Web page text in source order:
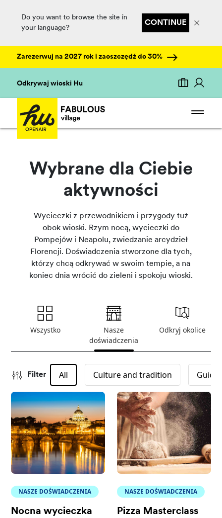
Do you want to browse the site in
your language?
CONTINUE
Zarezerwuj na 2027 rok i zaoszczędź do 30%
Odkrywaj wioski Hu
Wybrane dla Ciebie
aktywności
Wycieczki z przewodnikiem i przygody tuż
obok wioski. Rzym nocą, wycieczki do
Pompejów i Neapolu, zwiedzanie arcydzieł
Florencji. Doświadczenia stworzone dla tych,
którzy chcą odkrywać w swoim tempie, a na
koniec dnia wrócić do zieleni i spokoju wioski.
Wszystko
Nasze
doświadczenia
Odkryj okolice
Filter All Culture and tradition
NASZE DOŚWIADCZENIA
Nocna wycieczka
NASZE DOŚWIADCZENIA
Pizza Masterclass